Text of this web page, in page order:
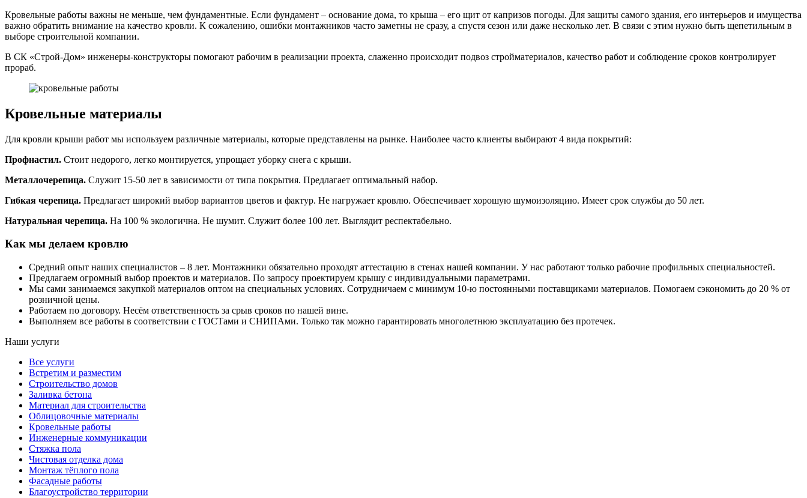
Кровельные работы важны не меньше, чем фундаментные. Если фундамент – основание дома, то крыша – его щит от капризов погоды. Для защиты самого здания, его интерьеров и имущества
важно обратить внимание на качество кровли. К сожалению, ошибки монтажников часто заметны не сразу, а спустя сезон или даже несколько лет. В связи с этим нужно быть щепетильным в
выборе строительной компании.
В СК «Строй-Дом» инженеры-конструкторы помогают рабочим в реализации проекта, слаженно происходит подвоз стройматериалов, качество работ и соблюдение сроков контролирует
прораб.
Кровельные материалы
Для кровли крыши работ мы используем различные материалы, которые представлены на рынке. Наиболее часто клиенты выбирают 4 вида покрытий:
Профнастил. Стоит недорого, легко монтируется, упрощает уборку снега с крыши.
Металлочерепица. Служит 15-50 лет в зависимости от типа покрытия. Предлагает оптимальный набор.
Гибкая черепица. Предлагает широкий выбор вариантов цветов и фактур. Не нагружает кровлю. Обеспечивает хорошую шумоизоляцию. Имеет срок службы до 50 лет.
Натуральная черепица. На 100 % экологична. Не шумит. Служит более 100 лет. Выглядит респектабельно.
Как мы делаем кровлю
Средний опыт наших специалистов – 8 лет. Монтажники обязательно проходят аттестацию в стенах нашей компании. У нас работают только рабочие профильных специальностей.
Предлагаем огромный выбор проектов и материалов. По запросу проектируем крышу с индивидуальными параметрами.
Мы сами занимаемся закупкой материалов оптом на специальных условиях. Сотрудничаем с минимум 10-ю постоянными поставщиками материалов. Помогаем сэкономить до 20 % от
розничной цены.
Работаем по договору. Несём ответственность за срыв сроков по нашей вине.
Выполняем все работы в соответствии с ГОСТами и СНИПАми. Только так можно гарантировать многолетнюю эксплуатацию без протечек.
Наши услуги
Все услуги
Встретим и разместим
Строительство домов
Заливка бетона
Материал для строительства
Облицовочные материалы
Кровельные работы
Инженерные коммуникации
Стяжка пола
Чистовая отделка дома
Монтаж тёплого пола
Фасадные работы
Благоустройство территории